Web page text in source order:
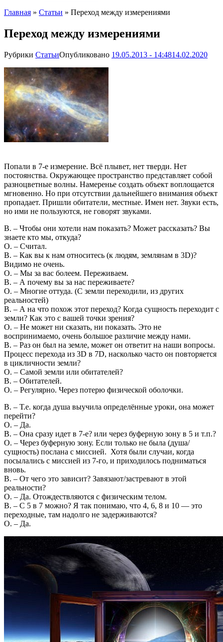
Главная » Статьи » Переход между измерениями
Переход между измерениями
Рубрики СтатьиОпубликовано 19.05.2013 - 14:4814.02.2020
Попали в 7-е измерение. Всё плывет, нет тверди. Нет
постоянства. Окружающее пространство представляет собой
разноцветные волны. Намеренье создать объект воплощается
мгновенно. Но при отсутствии дальнейшего внимания объект
пропадает. Пришли обитатели, местные. Имен нет. Звуки есть,
но ими не пользуются, не говорят звуками.
В. – Чтобы они хотели нам показать? Может рассказать? Вы
знаете кто мы, откуда?
О. – Считал.
В. – Как вы к нам относитесь (к людям, землянам в 3D)?
Видимо не очень.
О. – Мы за вас болеем. Переживаем.
В. – А почему вы за нас переживаете?
О. – Многие оттуда. (С земли переходили, из других
реальностей)
В. – А на что похож этот переход? Когда сущность переходит с
земли? Как это с вашей точки зрения?
О. – Не может ни сказать, ни показать. Это не
воспринимаемо, очень большое различие между нами.
В. – Раз он был на земле, может он ответит на наши вопросы.
Процесс перехода из 3D в 7D, насколько часто он повторяется
в цикличности земли?
О. – Самой земли или обитателей?
В. – Обитателей.
О. – Регулярно. Через потерю физической оболочки.
В. – Т.е. когда душа выучила определённые уроки, она может
перейти?
О. – Да.
В. – Она сразу идет в 7-е? или через буферную зону в 5 и т.п.?
О. – Через буферную зону. Если только не была (душа/
сущность) послана с миссией. Хотя были случаи, когда
посылались с миссией из 7-го, и приходилось подниматься
вновь.
В. – От чего это зависит? Завязают/застревают в этой
реальности?
О. – Да. Отождествляются с физическим телом.
В. – С 5 в 7 можно? Я так понимаю, что 4, 6, 8 и 10 — это
переходные, там надолго не задерживаются?
О. – Да.